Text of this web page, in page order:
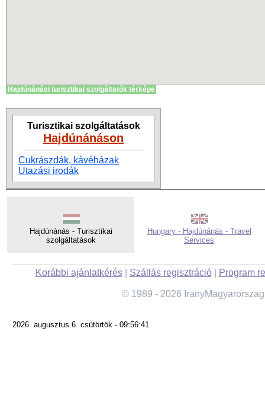
Hajdúnánási turisztikai szolgáltatók térképe
Turisztikai szolgáltatások
Hajdúnánáson
Cukrászdák, kávéházak
Utazási irodák
Hajdúnánás - Turisztikai
szolgáltatások
Hungary - Hajdúnánás - Travel
Services
Korábbi ajánlatkérés| Szállás regisztráció| Program
© 1989 - 2026
2026. augusztus 6. csütörtök - 09:56:41